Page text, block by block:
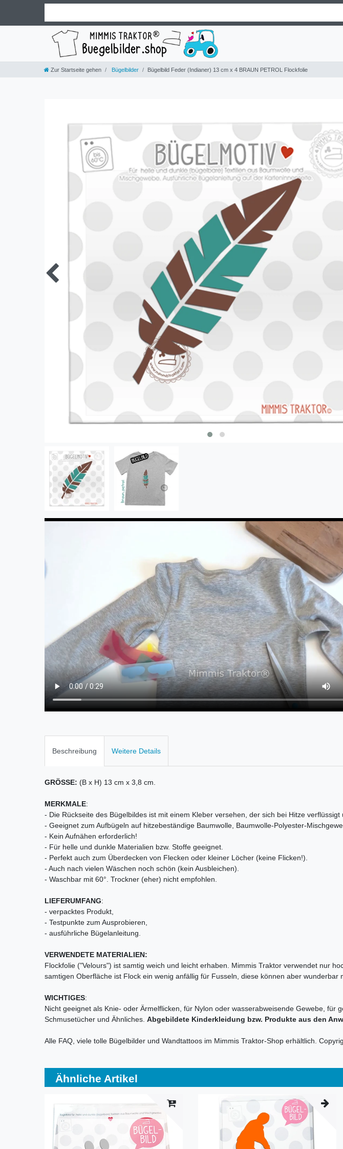
Zur Startseite gehen Bügelbilder Bügelbild Feder (Indianer) 13 cm x 4 BRAUN PETROL Flockfolie
Beschreibung Weitere Details
GRÖSSE: (B x H) 13 cm x 3,8 cm.
MERKMALE:
- Die Rückseite des Bügelbildes ist mit einem Kleber versehen, der sich bei Hitze
- Geeignet zum Aufbügeln auf hitzebeständige Baumwolle, Baumwolle-Polyester-
- Kein Aufnähen erforderlich!
- Für helle und dunkle Materialien bzw. Stoffe geeignet.
- Perfekt auch zum Überdecken von Flecken oder kleiner Löcher (keine Flicken!).
- Auch nach vielen Wäschen noch schön (kein Ausbleichen).
- Waschbar mit 60°. Trockner (eher) nicht empfohlen.
LIEFERUMFANG:
- verpacktes Produkt,
- Testpunkte zum Ausprobieren,
- ausführliche Bügelanleitung.
VERWENDETE MATERIALIEN:
Flockfolie ("Velours") ist samtig weich und leicht erhaben. Mimmis Traktor verwendet nur
samtigen Oberfläche ist Flock ein wenig anfällig für Fusseln, diese können aber wunderbar
WICHTIGES:
Nicht geeignet als Knie- oder Ärmelflicken, für Nylon oder wasserabweisende Gewebe, für
Schmusetücher und Ähnliches. Abgebildete Kinderkleidung bzw. Produkte aus den
Alle FAQ, viele tolle Bügelbilder und Wandtattoos im Mimmis Traktor-Shop erhältlich.
Ähnliche Artikel